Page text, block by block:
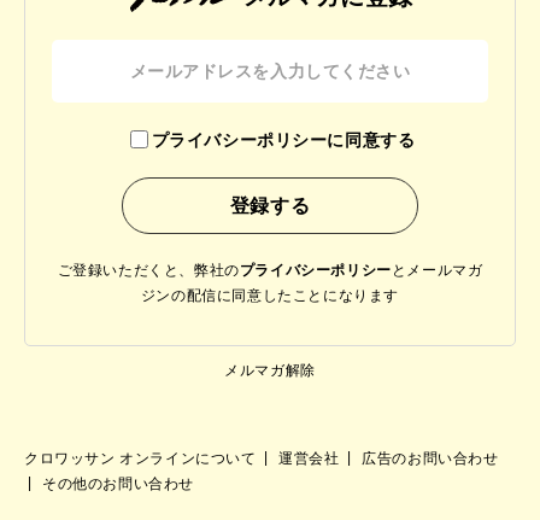
プライバシーポリシーに同意する
ご登録いただくと、弊社のプライバシーポリシー と メールマガ
ジンの配信に同意したことになります
メルマガ解除
クロワッサン オンラインについて 運営会社
広告のお問い合わせ
その他のお問い合わせ